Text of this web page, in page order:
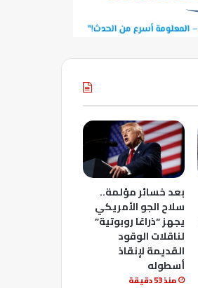
بعد خسائر مؤلمة..
سلاح الجو الأمريكي
يجهز “ذراعًا روبوتية”
لناقلات الوقود
القديمة لإنقاذ
أسطوله
منذ 53 دقيقة